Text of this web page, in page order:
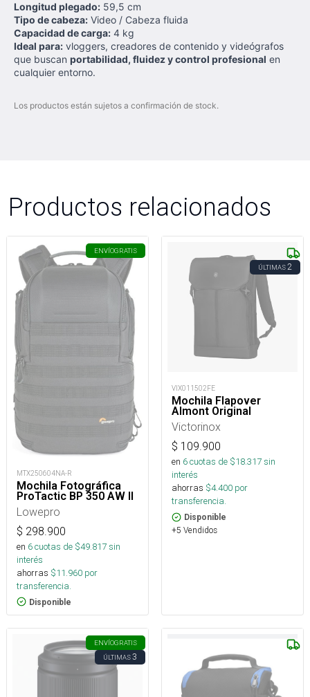
Longitud plegado: 59,5 cm
Tipo de cabeza: Video / Cabeza fluida
Capacidad de carga: 4 kg
Ideal para: vloggers, creadores de contenido y videógrafos
que buscan portabilidad, fluidez y control profesional en
cualquier entorno.
Los productos están sujetos a confirmación de stock.
Productos relacionados
ENVÍOGRATIS
MTX250604NA-R
Mochila Fotográfica
ProTactic BP 350 AW II
Lowepro
$ 298.900
en 6cuotas de $49.817sin
interés
ahorras $11.960 por
transferencia.
Disponible
ÚLTIMAS2
VIX011502FE
Mochila Flapover
Almont Original
Victorinox
$ 109.900
en 6cuotas de $18.317sin
interés
ahorras $4.400 por
transferencia.
Disponible
+5 Vendidos
ENVÍOGRATIS
ÚLTIMAS3